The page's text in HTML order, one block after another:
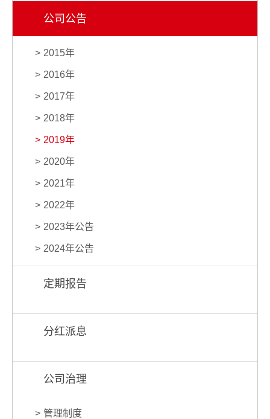
公司公告
2015年
2016年
2017年
2018年
2019年
2020年
2021年
2022年
2023年公告
2024年公告
定期报告
分红派息
公司治理
管理制度